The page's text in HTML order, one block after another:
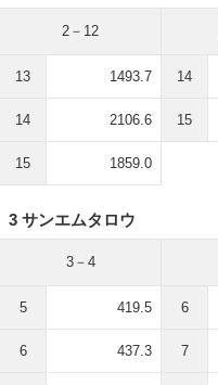
2－12
13 1493.7
14 2106.6
15 1859.0
14
15
3 サンエムタロウ
3－4
5 419.5
6 437.3
6
7